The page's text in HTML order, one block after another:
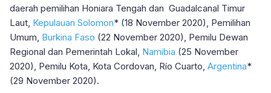
daerah pemilihan Honiara Tengah dan Guadalcanal Timur
Laut, Kepulauan Solomon* (18 November 2020), Pemilihan
Umum, Burkina Faso (22 November 2020), Pemilu Dewan
Regional dan Pemerintah Lokal, Namibia (25 November
2020), Pemilu Kota, Kota Cordovan, Río Cuarto, Argentina*
(29 November 2020).